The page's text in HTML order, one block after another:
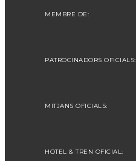
MEMBRE DE:
PATROCINADORS OFICIALS:
MITJANS OFICIALS:
HOTEL & TREN OFICIAL: